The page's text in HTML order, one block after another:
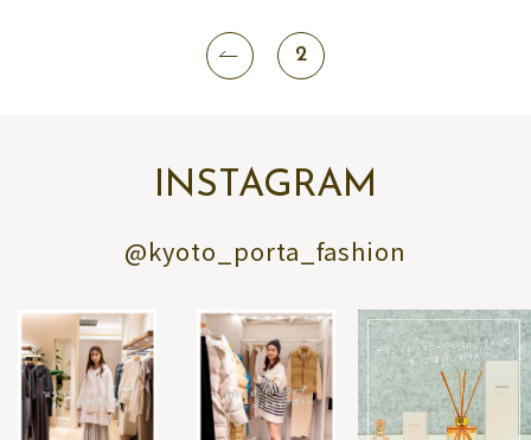
2
INSTAGRAM
@kyoto_porta_fashion